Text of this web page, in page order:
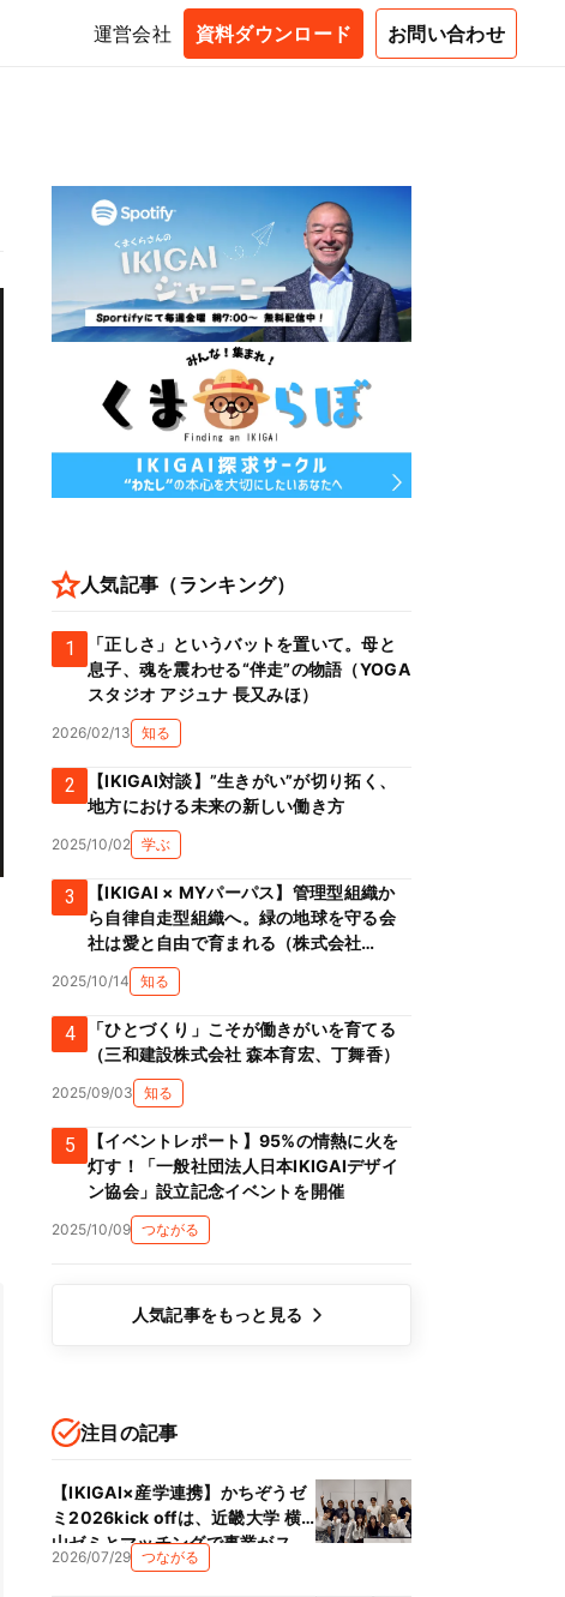
運営会社 資料ダウンロード お問い合わせ
人気記事（ランキング）
1
「正しさ」というバットを置いて。母と
息子、魂を震わせる“伴走”の物語（YOGA
スタジオ アジュナ 長又みほ）
2026/02/13 知る
2
【IKIGAI対談】”生きがい”が切り拓く、
地方における未来の新しい働き方
2025/10/02 学ぶ
3
【IKIGAI × MYパーパス】管理型組織か
ら自律自走型組織へ。緑の地球を守る会
社は愛と自由で育まれる（株式会社
Green prop 川添克子）
2025/10/14 知る
4
「ひとづくり」こそが働きがいを育てる
（三和建設株式会社 森本育宏、丁舞香）
2025/09/03 知る
5
【イベントレポート】95%の情熱に火を
灯す！「一般社団法人日本IKIGAIデザイ
ン協会」設立記念イベントを開催
2025/10/09 つながる
人気記事をもっと見る
注目の記事
【IKIGAI×産学連携】かちぞうゼ
ミ2026kick offは、近畿大学 横
山ゼミとマッチングで事業がス
タート！！
2026/07/29 つながる